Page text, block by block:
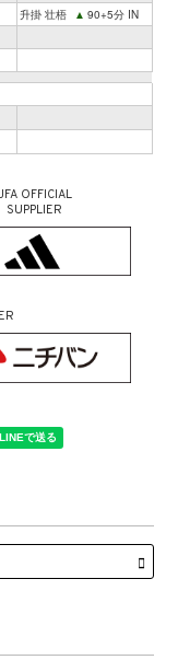
升掛 壮梧 ▲ 90+5分 IN
OFFICIAL
SUPPLIER